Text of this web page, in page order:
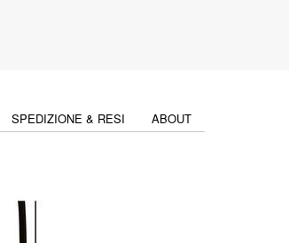
SPEDIZIONE & RESI ABOUT